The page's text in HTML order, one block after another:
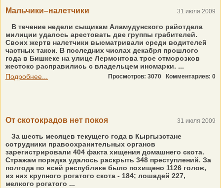
Мальчики–налетчики 31 июля 2009
В течение недели сыщикам Аламудунского райотдела
милиции удалось арестовать две группы грабителей.
Своих жертв налетчики высматривали среди водителей
частных такси. В последних числах декабря прошлого
года в Бишкеке на улице Лермонтова трое отморозков
жестоко расправились с владельцем иномарки. ...
Подробнее...
Просмотров: 3070 Комментариев: 0
От скотокрадов нет покоя 31 июля 2009
За шесть месяцев текущего года в Кыргызстане
сотрудники правоохранительных органов
зарегистрировали 404 факта хищения домашнего скота.
Стражам порядка удалось раскрыть 348 преступлений. За
полгода по всей республике было похищено 1126 голов,
из них крупного рогатого скота - 184; лошадей 227,
мелкого рогатого ...